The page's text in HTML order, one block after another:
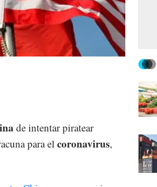
de intentar piratear
para elcoronavirus,